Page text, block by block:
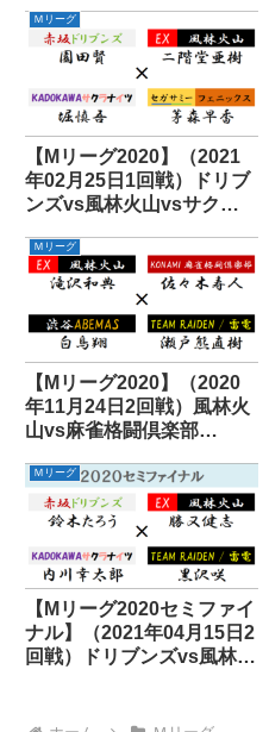
Ｍリーグ
【Mリーグ2020】（2021
年02月25日1回戦）ドリブ
ンズvs風林火山vsサクラ
Ｍリーグ
【Mリーグ2020】（2020
年11月24日2回戦）風林火
山vs麻雀格闘倶楽部
Ｍリーグ
【Mリーグ2020セミファイ
ナル】（2021年04月15日2
回戦）ドリブンズvs風林火